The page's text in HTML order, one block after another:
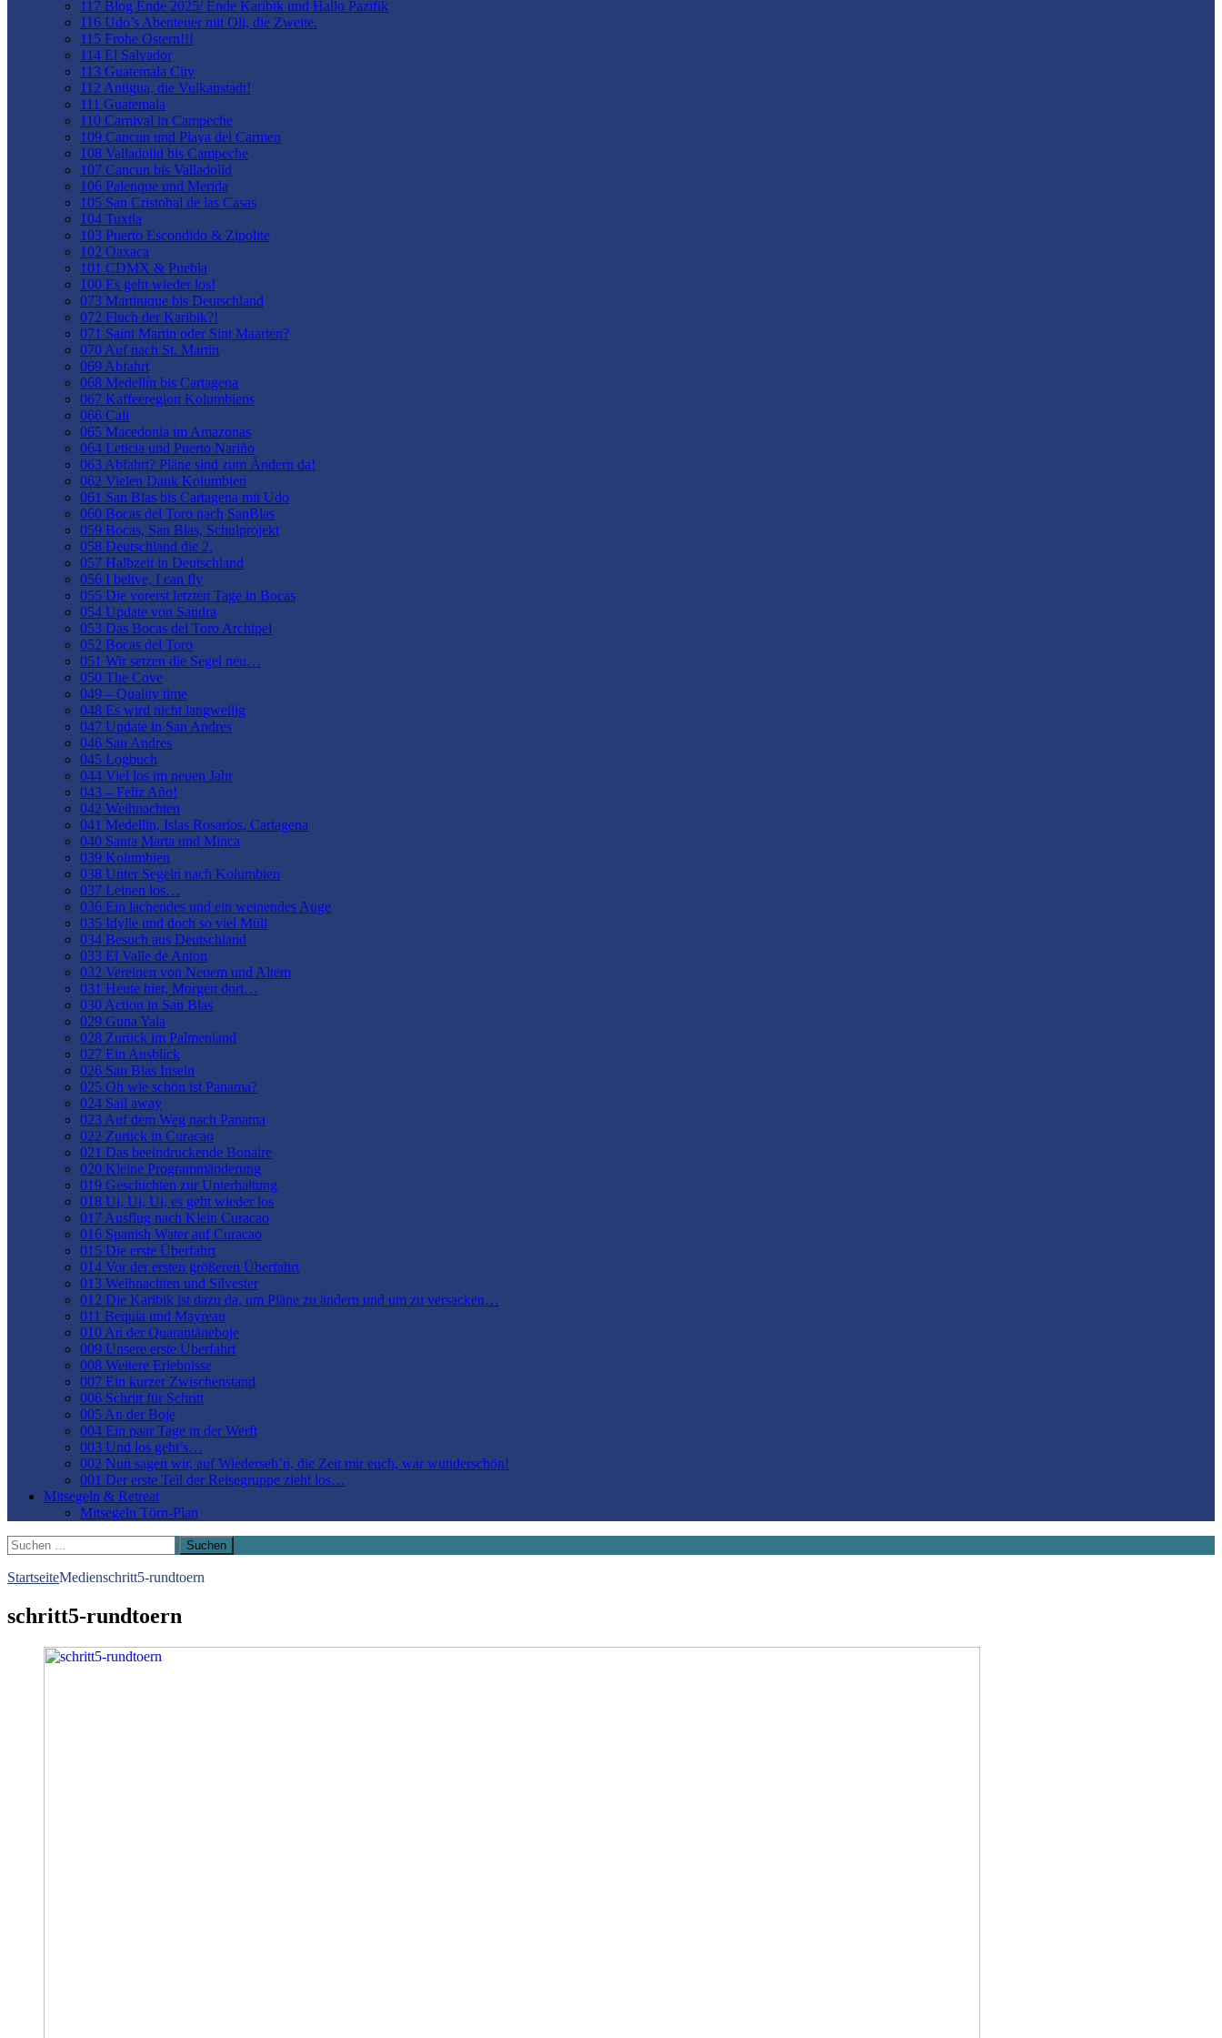
117 Blog Ende 2025/ Ende Karibik und Hallo Pazifik
116 Udo’s Abenteuer mit Oli, die Zweite.
115 Frohe Ostern!!!
114 El Salvador
113 Guatemala City
112 Antigua, die Vulkanstadt!
111 Guatemala
110 Carnival in Campeche
109 Cancun und Playa del Carmen
108 Valladolid bis Campeche
107 Cancun bis Valladolid
106 Palenque und Merida
105 San Cristobal de las Casas
104 Tuxtla
103 Puerto Escondido & Zipolite
102 Oaxaca
101 CDMX & Puebla
100 Es geht wieder los!
073 Martinique bis Deutschland
072 Fluch der Karibik?!
071 Saint Martin oder Sint Maarten?
070 Auf nach St. Martin
069 Abfahrt
068 Medellín bis Cartagena
067 Kaffeeregion Kolumbiens
066 Cali
065 Macedonia im Amazonas
064 Leticia und Puerto Nariño
063 Abfahrt? Pläne sind zum Ändern da!
062 Vielen Dank Kolumbien
061 San Blas bis Cartagena mit Udo
060 Bocas del Toro nach SanBlas
059 Bocas, San Blas, Schulprojekt
058 Deutschland die 2.
057 Halbzeit in Deutschland
056 I belive, I can fly
055 Die vorerst letzten Tage in Bocas
054 Update von Sandra
053 Das Bocas del Toro Archipel
052 Bocas del Toro
051 Wir setzen die Segel neu…
050 The Cove
049 – Quality time
048 Es wird nicht langweilig
047 Update in San Andres
046 San Andres
045 Logbuch
044 Viel los im neuen Jahr
043 – Feliz Año!
042 Weihnachten
041 Medellin, Islas Rosarios, Cartagena
040 Santa Marta und Minca
039 Kolumbien
038 Unter Segeln nach Kolumbien
037 Leinen los…
036 Ein lachendes und ein weinendes Auge
035 Idylle und doch so viel Müll
034 Besuch aus Deutschland
033 El Valle de Anton
032 Vereinen von Neuem und Altem
031 Heute hier, Morgen dort…
030 Action in San Blas
029 Guna Yala
028 Zurück im Palmenland
027 Ein Ausblick
026 San Blas Inseln
025 Oh wie schön ist Panama?
024 Sail away
023 Auf dem Weg nach Panama
022 Zurück in Curacao
021 Das beeindruckende Bonaire
020 Kleine Programmänderung
019 Geschichten zur Unterhaltung
018 Ui, Ui, Ui, es geht wieder los
017 Ausflug nach Klein Curacao
016 Spanish Water auf Curacao
015 Die erste Überfahrt
014 Vor der ersten größeren Überfahrt
013 Weihnachten und Silvester
012 Die Karibik ist dazu da, um Pläne zu ändern und um zu versacken…
011 Bequia und Mayreau
010 An der Quarantäneboje
009 Unsere erste Überfahrt
008 Weitere Erlebnisse
007 Ein kurzer Zwischenstand
006 Schritt für Schritt
005 An der Boje
004 Ein paar Tage in der Werft
003 Und los geht’s…
002 Nun sagen wir, auf Wiederseh’n, die Zeit mir euch, war wunderschön!
001 Der erste Teil der Reisegruppe zieht los…
Mitsegeln & Retreat
Mitsegeln Törn-Plan
Suchen
nach:
StartseiteMedienschritt5-rundtoern
schritt5-rundtoern